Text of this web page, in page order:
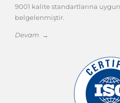
9001 kalite standartlarına
belgelenmiştir.
Devam →